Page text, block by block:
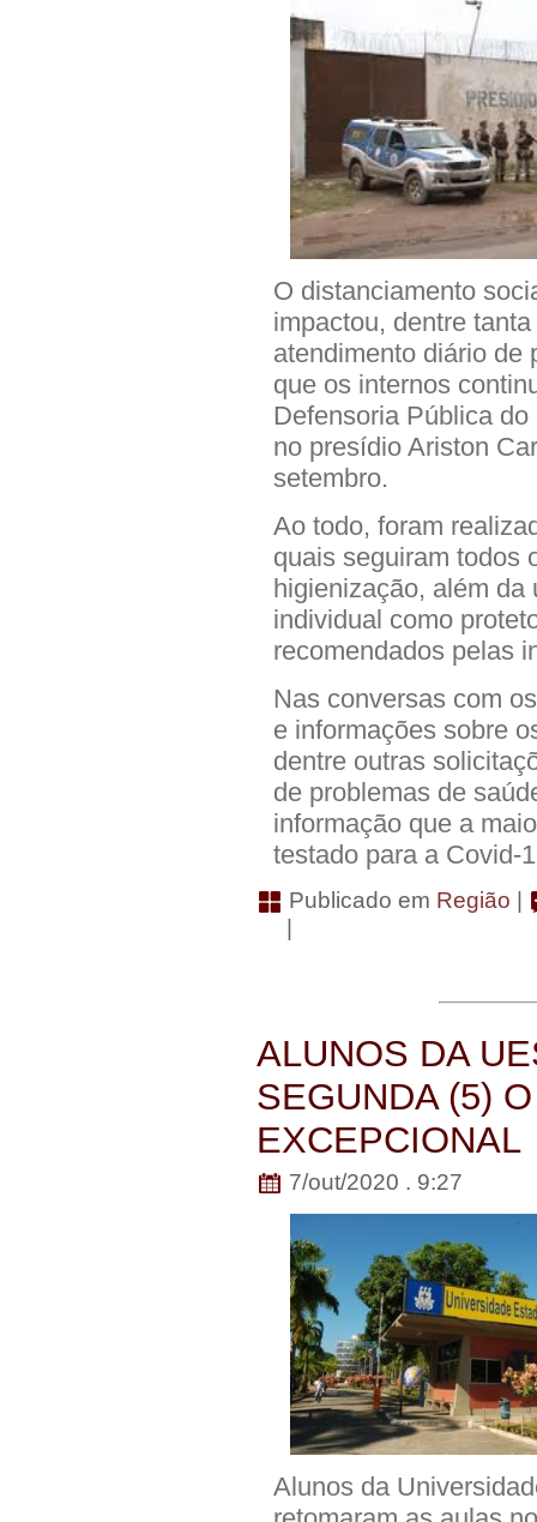
O distanciamento
impactou, dentre
atendimento diário de
que os internos
Defensoria Pública
no presídio Ariston
setembro.
Ao todo, foram
quais seguiram todos
higienização, além
individual como
recomendados pelas
Nas conversas com
e informações sobre
dentre outras
de problemas de
informação que a
testado para a Covid-
Publicado em Região
ALUNOS DA
SEGUNDA (5)
EXCEPCIONAL
7/out/2020 . 9:27
Alunos da